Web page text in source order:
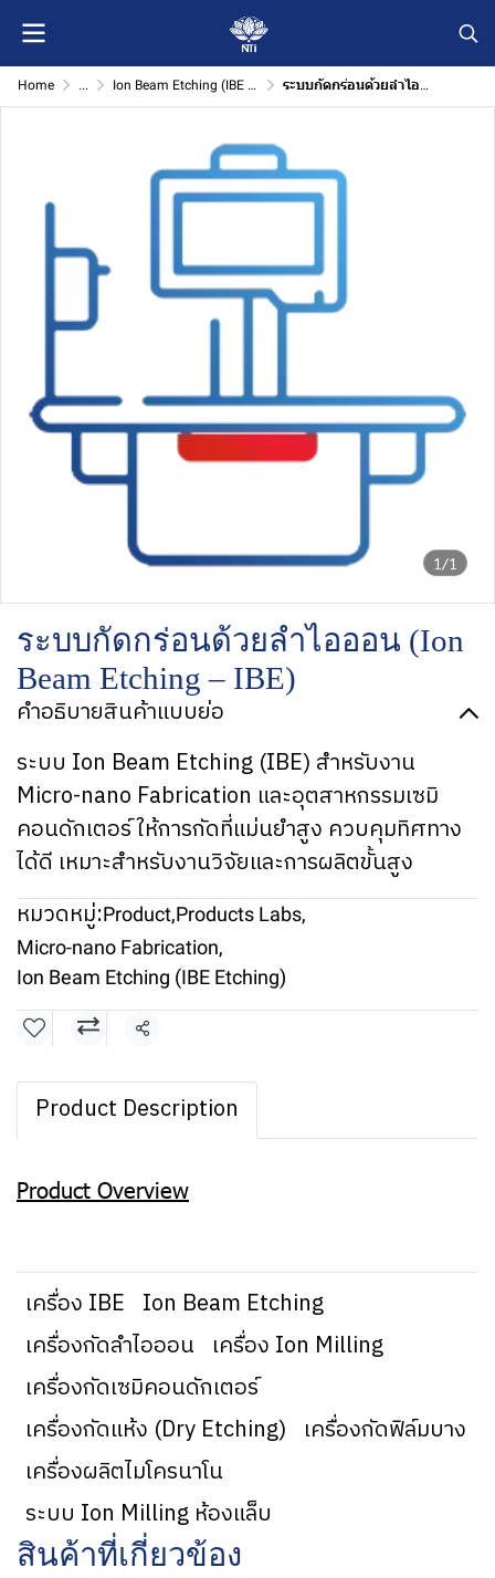
Home ... Ion Beam Etching (IBE Etching) ระบบกัดกร่อนด้วยลำไอออน (Ion Beam Etching – IBE)
1/1
ระบบกัดกร่อนด้วยลำไอออน (Ion
Beam Etching – IBE)
คำอธิบายสินค้าแบบย่อ
ระบบ Ion Beam Etching (IBE) สำหรับงาน
Micro-nano Fabrication และอุตสาหกรรมเซมิ
คอนดักเตอร์ ให้การกัดที่แม่นยำสูง ควบคุมทิศทาง
ได้ดี เหมาะสำหรับงานวิจัยและการผลิตขั้นสูง
หมวดหมู่:Product,Products Labs,
Micro-nano Fabrication,
Ion Beam Etching (IBE Etching)
แชร์
Product Description
Product Overview
เครื่อง IBE Ion Beam Etching
เครื่องกัดลำไอออน เครื่อง Ion Milling
เครื่องกัดเซมิคอนดักเตอร์
เครื่องกัดแห้ง (Dry Etching) เครื่องกัดฟิล์มบาง
เครื่องผลิตไมโครนาโน
ระบบ Ion Milling ห้องแล็บ
สินค้าที่เกี่ยวข้อง